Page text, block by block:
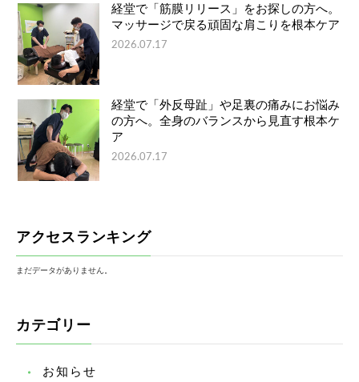
経堂で「筋膜リリース」をお探しの方へ。
マッサージで戻る頑固な肩こりを根本ケア
2026.07.17
経堂で「外反母趾」や足裏の痛みにお悩み
の方へ。全身のバランスから見直す根本ケ
ア
2026.07.17
アクセスランキング
まだデータがありません。
カテゴリー
お知らせ